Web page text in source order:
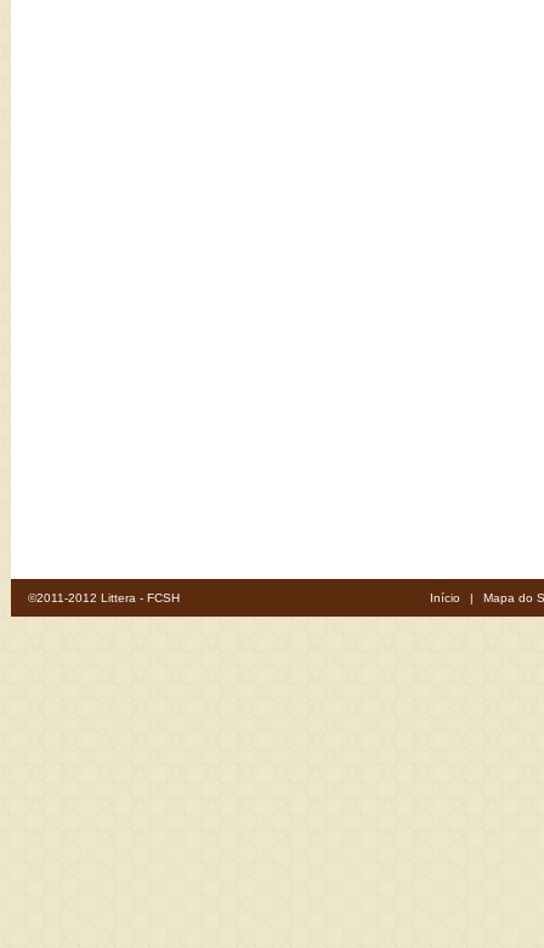
©2011-2012 Littera - FCSH Início | Mapa do